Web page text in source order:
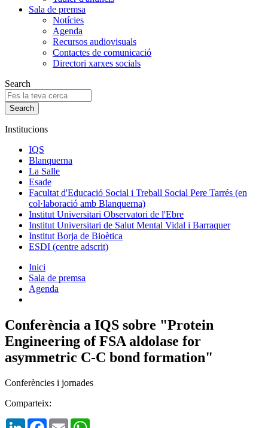
Sala de premsa
Notícies
Agenda
Recursos audiovisuals
Contactes de comunicació
Directori xarxes socials
Search
Institucions
IQS
Blanquerna
La Salle
Esade
Facultat d'Educació Social i Treball Social Pere Tarrés (en
col·laboració amb Blanquerna)
Institut Universitari Observatori de l'Ebre
Institut Universitari de Salut Mental Vidal i Barraquer
Institut Borja de Bioètica
ESDI (centre adscrit)
Inici
Sala de premsa
Agenda
Conferència a IQS sobre "Protein
Engineering of FSA aldolase for
asymmetric C-C bond formation"
Conferències i jornades
Comparteix:
LinkedInFacebook
Email